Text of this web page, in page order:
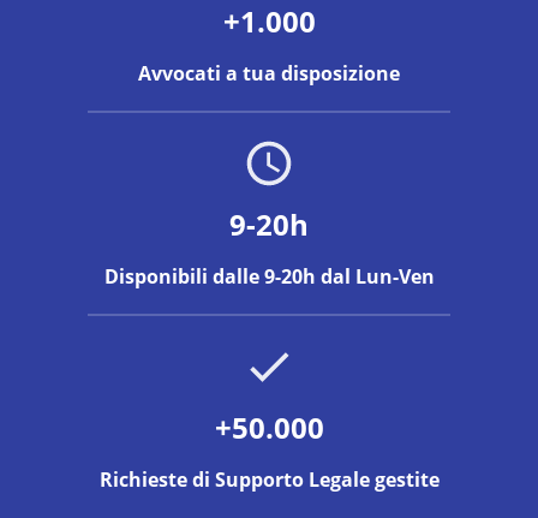
+1.000
Avvocati a tua disposizione
9-20h
Disponibili dalle 9-20h dal Lun-Ven
+50.000
Richieste di Supporto Legale gestite